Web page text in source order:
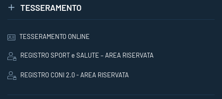
TESSERAMENTO
TESSERAMENTO ONLINE
REGISTRO SPORT e SALUTE – AREA RISERVATA
REGISTRO CONI 2.0 - AREA RISERVATA